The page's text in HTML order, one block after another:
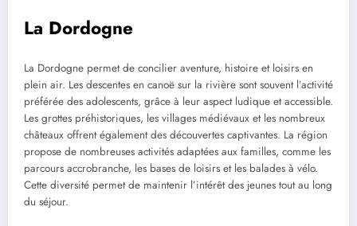
La Dordogne
La Dordogne permet de concilier aventure, histoire et loisirs en
plein air. Les descentes en canoë sur la rivière sont souvent l’activité
préférée des adolescents, grâce à leur aspect ludique et accessible.
Les grottes préhistoriques, les villages médiévaux et les nombreux
châteaux offrent également des découvertes captivantes. La région
propose de nombreuses activités adaptées aux familles, comme les
parcours accrobranche, les bases de loisirs et les balades à vélo.
Cette diversité permet de maintenir l’intérêt des jeunes tout au long
du séjour.